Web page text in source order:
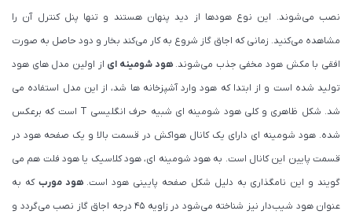
نصب می‌شوند. این نوع هودها از دید پنهان هستند و تنها پنل کنترل آن را
مشاهده می‌کنید. زمانی که اجاق گاز شروع به کار می‌کند بخار و دود حاصل به صورت
افقی با مکش هود مخفی جذب می‌شوند.هود شومینه ای از اولین مدل های هود
تولید شده است و از ابتدا که هود وارد آشپزخانه ها شد، از این مدل استفاده می
شد. شکل ظاهری و کلی هود شومینه ای شبیه حرف انگلیسی T است که برعکس
شده. هود شومینه ای دارای یک کانال هواکش در قسمت بالا و یک صفحه هود در
قسمت پایین این کانال است. به هود شومینه ای، هود کلاسیک یا هود فلت هم می
گویند و این نامگذاری به دلیل شکل صفحه پایینی هود است.هود مورب که به
عنوان هود شیب‌دار نیز شناخته می‌شود در زاویه ۴۵ درجه اجاق گاز نصب می‌گردد و